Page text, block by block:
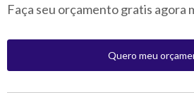
Faça seu orçamento gratis agora
Quero meu